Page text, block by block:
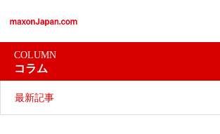
COLUMN
コラム
最新記事